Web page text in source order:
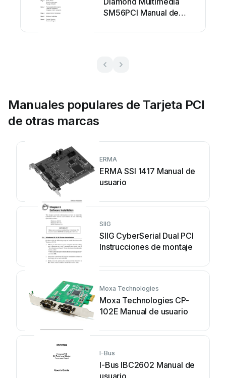
SM56PCI Manual de
Manuales populares de Tarjeta PCI
de otras marcas
ERMA
ERMA SSI 1417 Manual de
usuario
SIIG
SIIG CyberSerial Dual PCI
Instrucciones de montaje
Moxa Technologies
Moxa Technologies CP-
102E Manual de usuario
I-Bus
I-Bus IBC2602 Manual de
usuario